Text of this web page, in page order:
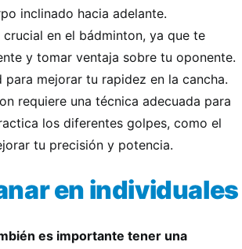
inclinado hacia adelante.
en el bádminton, ya que te
y tomar ventaja sobre tu oponente.
mejorar tu rapidez en la cancha.
requiere una técnica adecuada para
los diferentes golpes, como el
tu precisión y potencia.
en individuales
es importante tener una